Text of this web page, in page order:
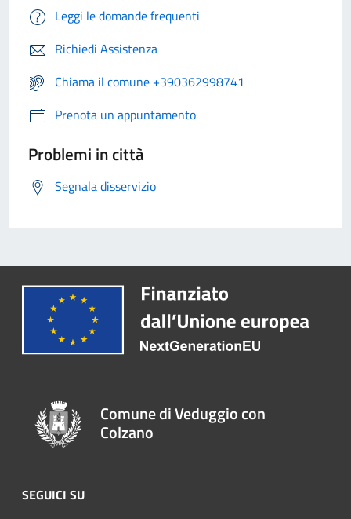
Leggi le domande frequenti
Richiedi Assistenza
Chiama il comune +390362998741
Prenota un appuntamento
Problemi in città
Segnala disservizio
Comune di Veduggio con
Colzano
SEGUICI SU